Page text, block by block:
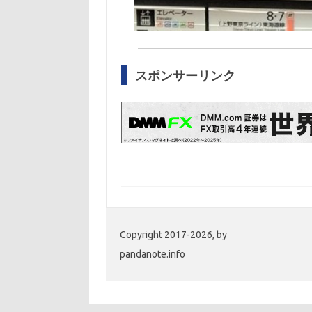
スポンサーリンク
Copyright 2017-2026, by
pandanote.info